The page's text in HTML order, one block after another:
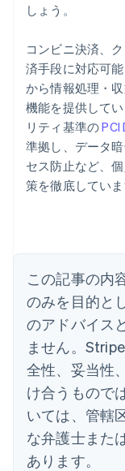
しょう。
コンビニ決済、
済手段に対応可
から情報処理・
機能を提供して
リティ基準のPCI
準拠し、データ
セス防止など、
策を徹底していま
この記事の内
のみを目的と
のアドバイス
ません。
全性、妥当性
け合うもので
いては、管轄
な弁護士また
あります。
アイルランド
English
アメリカ
イギリス
イタリア
Italiano English
インド
English
エストニア
English
オーストラ
English
オーストリア
Deutsch English
オランダ
Nederlands